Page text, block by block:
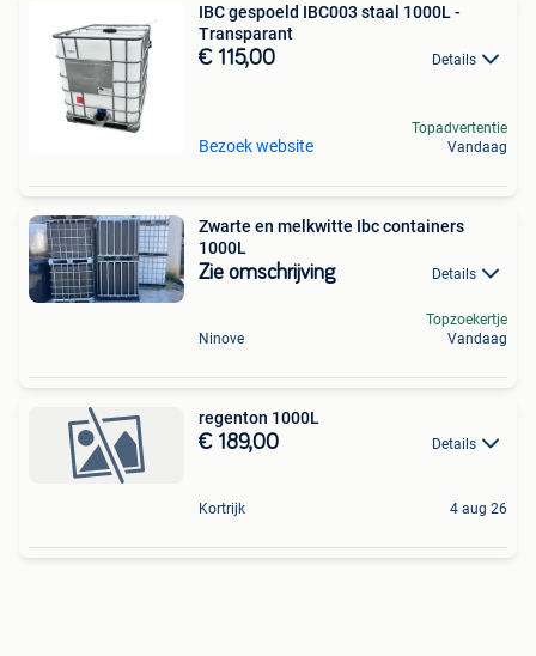
IBC gespoeld IBC003 staal 1000L -
Transparant
€ 115,00 Details
Bezoek website
Topadvertentie
Vandaag
Zwarte en melkwitte Ibc containers
1000L
Zie omschrijving Details
Ninove
Topzoekertje
Vandaag
regenton 1000L
€ 189,00 Details
Kortrijk 4 aug 26